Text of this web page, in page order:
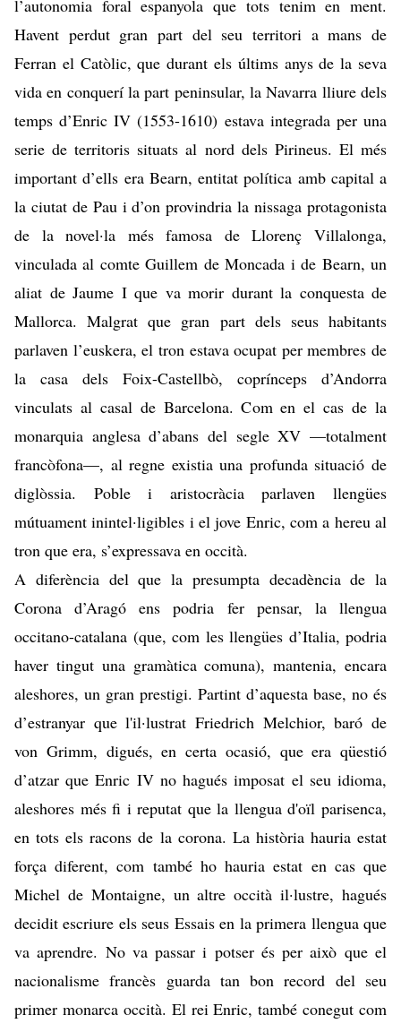
l’autonomia foral espanyola que tots tenim en ment.
Havent perdut gran part del seu territori a mans de
Ferran el Catòlic, que durant els últims anys de la seva
vida en conquerí la part peninsular, la Navarra lliure dels
temps d’Enric IV (1553-1610) estava integrada per una
serie de territoris situats al nord dels Pirineus. El més
important d’ells era Bearn, entitat política amb capital a
la ciutat de Pau i d’on provindria la nissaga protagonista
de la novel·la més famosa de Llorenç Villalonga,
vinculada al comte Guillem de Moncada i de Bearn, un
aliat de Jaume I que va morir durant la conquesta de
Mallorca. Malgrat que gran part dels seus habitants
parlaven l’euskera, el tron estava ocupat per membres de
la casa dels Foix-Castellbò, coprínceps d’Andorra
vinculats al casal de Barcelona. Com en el cas de la
monarquia anglesa d’abans del segle XV —totalment
francòfona—, al regne existia una profunda situació de
diglòssia. Poble i aristocràcia parlaven llengües
mútuament inintel·ligibles i el jove Enric, com a hereu al
tron que era, s’expressava en occità.
A diferència del que la presumpta decadència de la
Corona d’Aragó ens podria fer pensar, la llengua
occitano-catalana (que, com les llengües d’Italia, podria
haver tingut una gramàtica comuna), mantenia, encara
aleshores, un gran prestigi. Partint d’aquesta base, no és
d’estranyar que l'il·lustrat Friedrich Melchior, baró de
von Grimm, digués, en certa ocasió, que era qüestió
d’atzar que Enric IV no hagués imposat el seu idioma,
aleshores més fi i reputat que la llengua d'oïl parisenca,
en tots els racons de la corona. La història hauria estat
força diferent, com també ho hauria estat en cas que
Michel de Montaigne, un altre occità il·lustre, hagués
decidit escriure els seus Essais en la primera llengua que
va aprendre. No va passar i potser és per això que el
nacionalisme francès guarda tan bon record del seu
primer monarca occità. El rei Enric, també conegut com